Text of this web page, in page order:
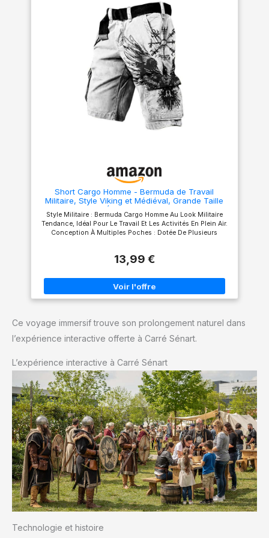
style unique. Matière :
Fabriqué en fibre polyester de
haute qualité. Elle a une
texture soyeuse, est facile à
entretenir, sèche rapidement
et est infroissable. Il permet de
conserver un motif réaliste et
garantit que la couleur ne
s'estompe pas. CADEAU IDÉAL
: Ce sweat à capuche zippé
unisexe et polyvalent convient
aussi bien aux hommes qu'aux
femmes. C'est également un
excellent cadeau pour les
amis et la famille. A propos de
Short Cargo Homme - Bermuda de Travail
Militaire, Style Viking et Médiéval, Grande Taille
Pantalon Court Été avec Multi-Poches pour Le
Sport, la Randonnée
Style Militaire : Bermuda Cargo Homme Au Look Militaire
Tendance, Idéal Pour Le Travail Et Les Activités En Plein Air.
Conception À Multiples Poches : Dotée De Plusieurs
Grandes Tailles : Nous Proposons Des Modèles En Grandes
Polyvalent : Short Cargo Pour Le Sport, La Randonnée, Les
Loisirs Ou Le Travail Au Quotidien. Confort Estival : Les
Bermudas Légers Et Respirants Sont Pour L'Été
13,99 €
Ce voyage immersif trouve son prolongement naturel dans
l’expérience interactive offerte à Carré Sénart.
L’expérience interactive à Carré Sénart
Technologie et histoire